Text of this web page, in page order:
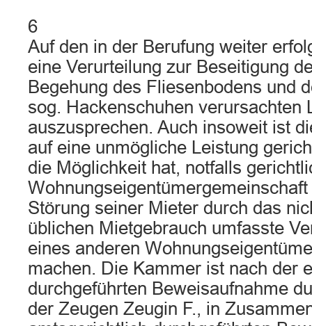
6
Auf den in der Berufung weiter
eine Verurteilung zur Beseitigung
Begehung des Fliesenbodens und
sog. Hackenschuhen verursachten
auszusprechen. Auch insoweit ist
auf eine unmögliche Leistung
die Möglichkeit hat, notfalls
Störung seiner Mieter durch das
üblichen Mietgebrauch umfasste
eines anderen
machen. Die Kammer ist nach der
durchgeführten Beweisaufnahme
der Zeugen Zeugin F., in